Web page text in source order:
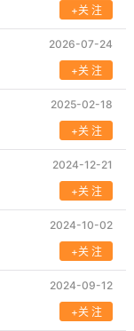
+关 注
2026-07-24
+关 注
2025-02-18
+关 注
2024-12-21
+关 注
2024-10-02
+关 注
2024-09-12
+关 注